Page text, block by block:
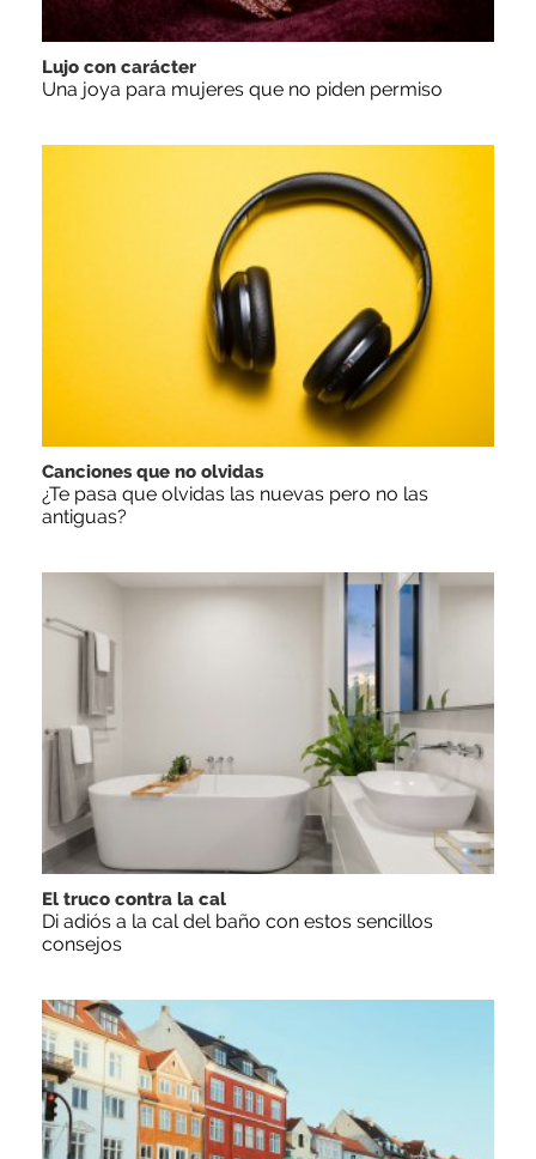
Lujo con carácter
Una joya para mujeres que no piden permiso
Canciones que no olvidas
¿Te pasa que olvidas las nuevas pero no las
antiguas?
El truco contra la cal
Di adiós a la cal del baño con estos sencillos
consejos